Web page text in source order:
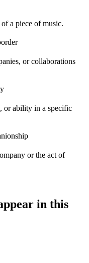
a piece of music.
or collaborations
or ability in a specific
or the act of
in this